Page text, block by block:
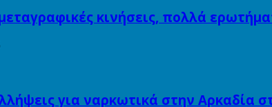
κινήσεις, πολλά
για ναρκωτικά στην Αρκαδία